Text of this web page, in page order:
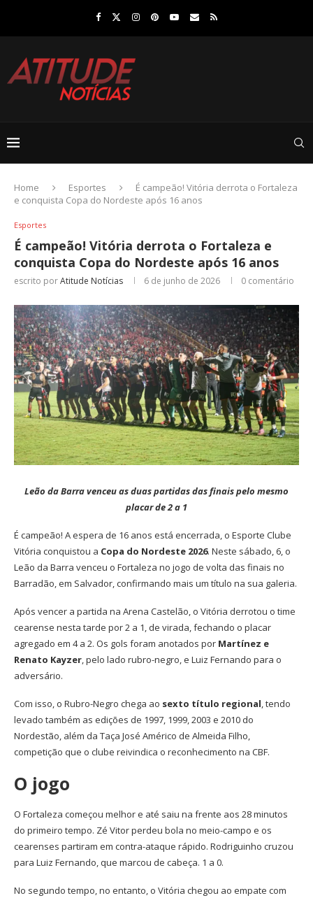
Home Esportes
É campeão! Vitória derrota o Fortaleza
e conquista Copa do Nordeste após 16 anos
Esportes
É campeão! Vitória derrota o Fortaleza e
conquista Copa do Nordeste após 16 anos
escrito porAtitude Notícias 6 de junho de 2026 0 comentário
Leão da Barra venceu as duas partidas das finais pelo mesmo
placar de 2 a 1
É campeão! A espera de 16 anos está encerrada, o Esporte Clube
Vitória conquistou a Copa do Nordeste 2026. Neste sábado, 6, o
Leão da Barra venceu o Fortaleza no jogo de volta das finais no
Barradão, em Salvador, confirmando mais um título na sua galeria.
Após vencer a partida na Arena Castelão, o Vitória derrotou o time
cearense nesta tarde por 2 a 1, de virada, fechando o placar
agregado em 4 a 2. Os gols foram anotados por Martínez e
Renato Kayzer, pelo lado rubro-negro, e Luiz Fernando para o
adversário.
Com isso, o Rubro-Negro chega ao sexto título regional, tendo
levado também as edições de 1997, 1999, 2003 e 2010 do
Nordestão, além da Taça José Américo de Almeida Filho,
competição que o clube reivindica o reconhecimento na CBF.
O jogo
O Fortaleza começou melhor e até saiu na frente aos 28 minutos
do primeiro tempo. Zé Vitor perdeu bola no meio-campo e os
cearenses partiram em contra-ataque rápido. Rodriguinho cruzou
para Luiz Fernando, que marcou de cabeça. 1 a 0.
No segundo tempo, no entanto, o Vitória chegou ao empate com